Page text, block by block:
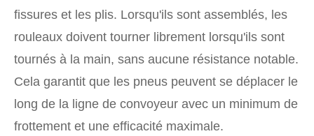
fissures et les plis. Lorsqu'ils sont assemblés, les
rouleaux doivent tourner librement lorsqu'ils sont
tournés à la main, sans aucune résistance notable.
Cela garantit que les pneus peuvent se déplacer le
long de la ligne de convoyeur avec un minimum de
frottement et une efficacité maximale.